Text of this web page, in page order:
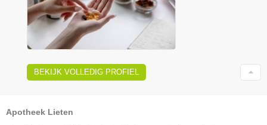
BEKIJK VOLLEDIG PROFIEL
Apotheek Lieten